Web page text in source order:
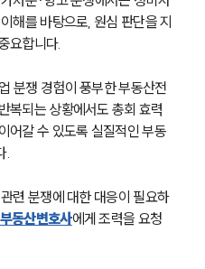
로슈어
나
담예약
담예약
해를 바탕으로, 원심 판단을 지
요합니다.
분쟁 경험이 풍부한 부동산전
복되는 상황에서도 총회 효력
어갈 수 있도록 실질적인 부동
.
련 분쟁에 대한 대응이 필요하
부동산변호사에게 조력을 요청